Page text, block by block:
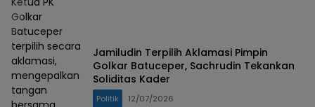
Golkar
Batuceper
terpilih secara
aklamasi,
mengepalkan
tangan
Jamiludin Terpilih Aklamasi Pimpin
Golkar Batuceper, Sachrudin Tekankan
Soliditas Kader
Politik 12/07/2026